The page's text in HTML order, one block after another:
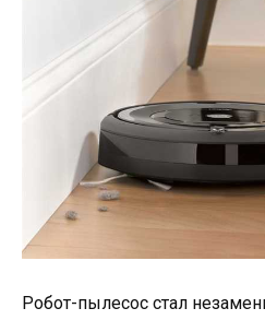
Робот-пылесос стал